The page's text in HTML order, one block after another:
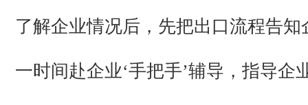
了解企业情况后，先把出口流程告知
一时间赴企业‘手把手’辅导，指导企